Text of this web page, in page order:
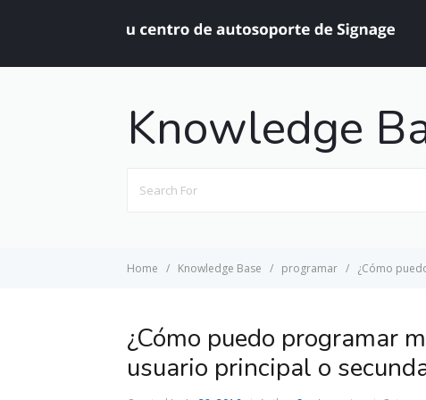
Knowledge
For
Home Knowledge Base programar ¿Cómo
¿Cómo puedo programar
usuario principal o